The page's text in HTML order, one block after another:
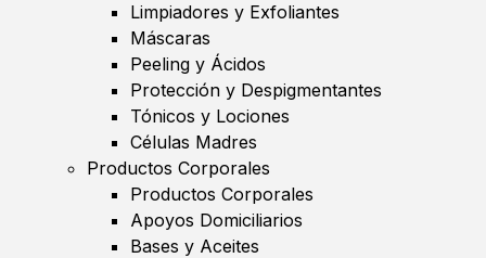
Limpiadores y Exfoliantes
Máscaras
Peeling y Ácidos
Protección y Despigmentantes
Tónicos y Lociones
Células Madres
Productos Corporales
Productos Corporales
Apoyos Domiciliarios
Bases y Aceites